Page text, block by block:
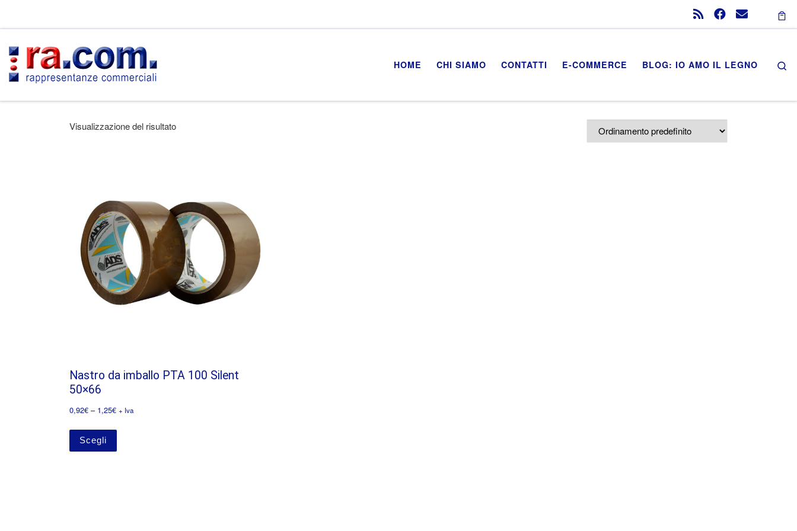
HOME CHI SIAMO CONTATTI E-COMMERCE BLOG: IO AMO IL LEGNO
Visualizzazione del risultato
Nastro da imballo PTA 100 Silent
50×66
0,92€ – 1,25€ + Iva
Scegli